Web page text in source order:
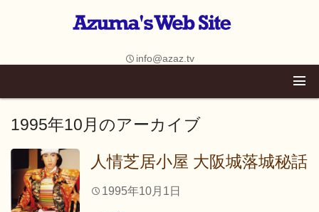
info@azaz.tv
1995年10月 のアーカイブ
人情芝居小屋 大阪城落城秘話
1995年10月1日